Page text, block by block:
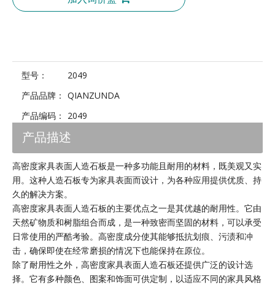
型号：
2049
产品品牌： QIANZUNDA
产品编码：
2049
产品描述
高密度家具表面人造石板是一种多功能且耐用的材料，既美观又实
用。这种人造石板专为家具表面而设计，为各种应用提供优质、持
久的解决方案。
高密度家具表面人造石板的主要优点之一是其优越的耐用性。它由
天然矿物质和树脂组合而成，是一种致密而坚固的材料，可以承受
日常使用的严酷考验。高密度成分使其能够抵抗划痕、污渍和冲
击，确保即使在经常磨损的情况下也能保持在原位。
除了耐用性之外，高密度家具表面人造石板还提供广泛的设计选
择。它有多种颜色、图案和饰面可供定制，以适应不同的家具风格